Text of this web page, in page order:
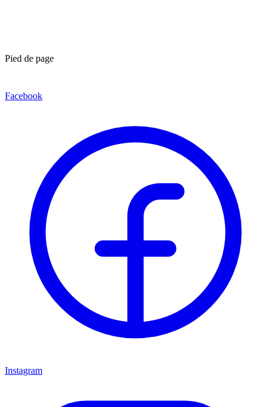
Pied de page
Facebook
Instagram